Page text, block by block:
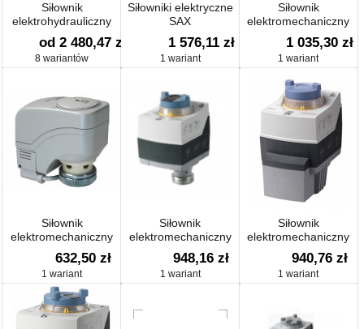
Siłownik
elektrohydrauliczny
TYP SKD
od 2 480,47 zł
8 wariantów
Siłowniki elektryczne
SAX
1 576,11 zł
1 wariant
Siłownik
elektromechaniczny
SAS81.03
1 035,30 zł
1 wariant
Siłownik
elektromechaniczny
typ SSB..1.1
632,50 zł
1 wariant
Siłownik
elektromechaniczny
SAS81.00 24V AC/DC
3PKT 400N 150s
653,45 653,45
948,16 zł
1 wariant
Siłownik
elektromechaniczny
SAT31.008
940,76 zł
1 wariant